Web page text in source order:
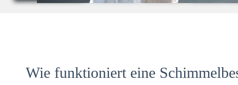
Wie funktioniert eine